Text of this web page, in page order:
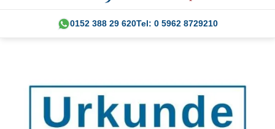
0152 388 29 620Tel: 0 5962 8729210